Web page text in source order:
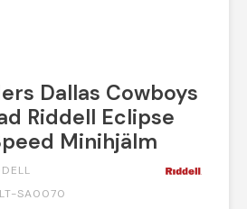
Dallas Cowboys
Riddell Eclipse
Minihjälm
SA0070